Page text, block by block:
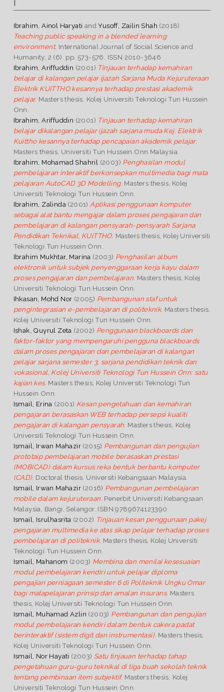
Ibrahim, Ainol Haryati andYusoff, Zailin Shah (2018)
Teaching public speaking in a blended learning
environment. International Journal of Social Science and
Humanity, 2 (6). pp. 573-576. ISSN 2010-3646
Ibrahim, Ariffuddin (2001) Tinjauan terhadap kemahiran
belajar di kalangan pelajar ijazah Sarjana Muda Kejuruteraan
Elektrik KUiTTHO kesannya terhadap prestasi akademik
pelajar. Masters thesis, Kolej Universiti Teknologi Tun Hussein
Onn.
Ibrahim, Ariffuddin (2001) Tinjauan terhadap kemahiran
belajar dikalangan pelajar ijazah sarjana muda Kej. Elektrik
Kuittho kesannya terhadap pencapaian akademik pelajar.
Masters thesis, Universiti Tun Hussein Onn Malaysia.
Ibrahim, Mohamad Shahril (2003) Penghasilan modul
pembelajaran interaktif berkonsepkan multimedia bagi mata
pelajaran AutoCAD 3D Modelling. Masters thesis, Kolej
Universiti Teknologi Tun Hussein Onn.
Ibrahim, Zalinda (2001) Aplikasi penggunaan komputer
sebagai alat bantu mengajar dalam proses pengajaran dan
pembelajaran di kalangan pensyarah-pensyarah Sarjana
Pendidikan Teknikal, KUiTTHO. Masters thesis, Kolej Universiti
Teknologi Tun Hussein Onn.
Ibrahim Mukhtar, Marina (2003) Penghasilan album
elektronik untuk subjek penyenggaraan kerja kayu dalam
proses pengajaran dan pembelajaran. Masters thesis, Kolej
Universiti Teknologi Tun Hussein Onn.
Ihkasan, Mohd Nor (2005) Pembangunan staf untuk
pengintegrasian e-pembelajaran di politeknik. Masters thesis,
Kolej Universiti Teknologi Tun Hussein Onn.
Ishak, Quyrul Zeta (2002) Penggunaan blackboards dan
faktor-faktor yang mempengaruhi pengguna blackboards
dalam proses pengajaran dan pembelajaran di kalangan
pelajar sarjana semester 3, sarjana pendidikan teknik dan
vokasional, Kolej Universiti Teknologi Tun Hussein Onn: satu
kajian kes. Masters thesis, Kolej Universiti Teknologi Tun
Hussein Onn.
Ismail, Erina (2001) Kesan pengetahuan dan kemahiran
pengajaran berasaskan WEB terhadap persepsi kualiti
pengajaran di kalangan pensyarah. Masters thesis, Kolej
Universiti Teknologi Tun Hussein Onn.
Ismail, Irwan Mahazir (2015) Pembangunan dan pengujian
prototaip pembelajaran mobile berasaskan prestasi
(MOBICAD) dalam kursus reka bentuk berbantu komputer
(CAD). Doctoral thesis, Universiti Kebangsaan Malaysia.
Ismail, Irwan Mahazir (2016) Pembangunan pembelajaran
mobile dalam kejuruteraan. Penerbit Universiti Kebangsaan
Malaysia, Bangi, Selangor. ISBN 9789674123390
Ismail, Isrulhasrita (2002) Tinjauan kesan penggunaan pakej
pengajaran multimedia ke atas sikap pelajar terhadap proses
pembelajaran di politeknik. Masters thesis, Kolej Universiti
Teknologi Tun Hussein Onn.
Ismail, Mahanom (2003) Membina dan menilai kesesuaian
modul pembelajaran kendiri untuk pelajar diploma
pengajian perniagaan semester 6 di Politeknik Ungku Omar
bagi matapelajaran prinsip dan amalan insurans. Masters
thesis, Kolej Universiti Teknologi Tun Hussein Onn.
Ismail, Muhamad Azlin (2003) Pembangunan dan pengujian
modul pembelajaran kendiri dalam bentuk cakera padat
berinteraktif (sistem digit dan instrumentasi). Masters thesis,
Kolej Universiti Teknologi Tun Hussein Onn.
Ismail, Nor Hayati (2003) Satu tinjauan terhadap tahap
pengetahuan guru-guru teknikal di tiga buah sekolah teknik
tentang pembinaan item subjektif. Masters thesis, Kolej
Universiti Teknologi Tun Hussein Onn.